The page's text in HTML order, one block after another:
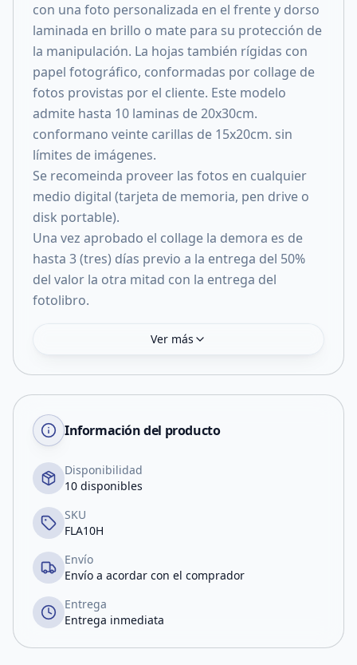
con una foto personalizada en el frente y dorso
laminada en brillo o mate para su protección de
la manipulación. La hojas también rígidas con
papel fotográfico, conformadas por collage de
fotos provistas por el cliente. Este modelo
admite hasta 10 laminas de 20x30cm.
conformano veinte carillas de 15x20cm. sin
límites de imágenes.
Se recomeinda proveer las fotos en cualquier
medio digital (tarjeta de memoria, pen drive o
disk portable).
Una vez aprobado el collage la demora es de
hasta 3 (tres) días previo a la entrega del 50%
del valor la otra mitad con la entrega del
fotolibro.
Ver más
Información del producto
Disponibilidad
10 disponibles
SKU
FLA10H
Envío
Envío a acordar con el comprador
Entrega
Entrega inmediata